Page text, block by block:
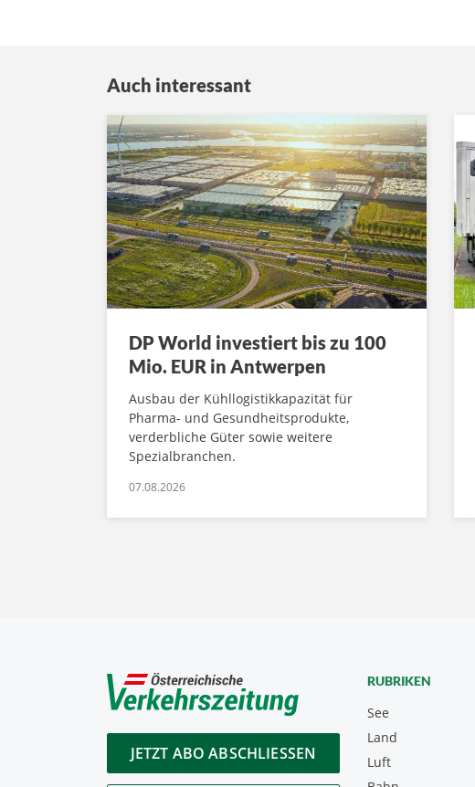
Auch interessant
DP World investiert bis zu 100
Mio. EUR in Antwerpen
Ausbau der Kühllogistikkapazität für
Pharma- und Gesundheitsprodukte,
verderbliche Güter sowie weitere
Spezialbranchen.
07.08.2026
JETZT ABO ABSCHLIESSEN
RUBRIKEN
See
Land
Luft